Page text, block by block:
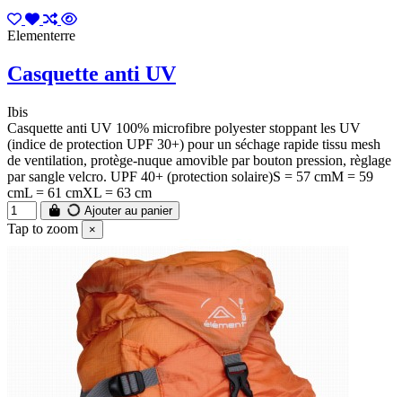
Elementerre
Casquette anti UV
Ibis
Casquette anti UV 100% microfibre polyester stoppant les UV
(indice de protection UPF 30+) pour un séchage rapide tissu mesh
de ventilation, protège-nuque amovible par bouton pression, règlage
par sangle velcro. UPF 40+ (protection solaire)S = 57 cmM = 59
cmL = 61 cmXL = 63 cm
Ajouter au panier
Tap to zoom ×